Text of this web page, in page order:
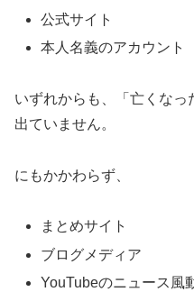
公式サイト
本人名義のアカウント
いずれからも、「亡くな
出ていません。
にもかかわらず、
まとめサイト
ブログメディア
YouTubeのニュース風